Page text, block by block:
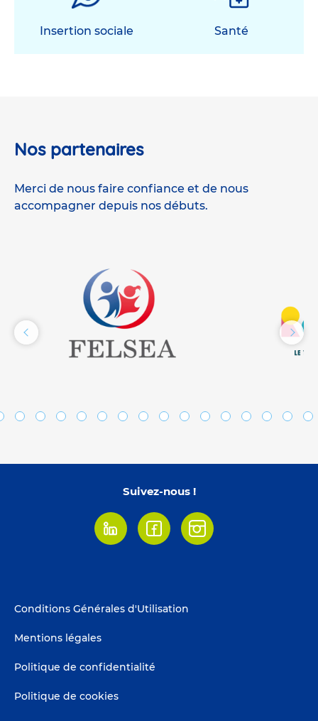
Insertion sociale Santé
Nos partenaires
Merci de nous faire confiance et de nous
accompagner depuis nos débuts.
Suivez-nous !
LinkedinFacebookInstagram
Footer
Conditions Générales d'Utilisation
Mentions légales
Politique de confidentialité
Politique de cookies